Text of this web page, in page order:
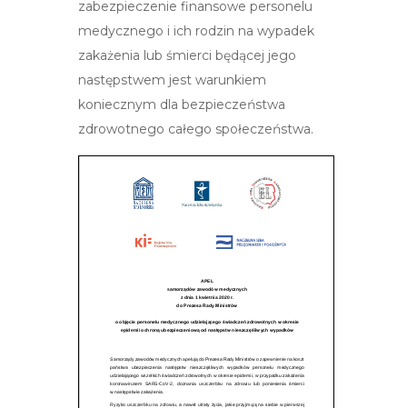
zabezpieczenie finansowe personelu
medycznego i ich rodzin na wypadek
zakażenia lub śmierci będącej jego
następstwem jest warunkiem
koniecznym dla bezpieczeństwa
zdrowotnego całego społeczeństwa.